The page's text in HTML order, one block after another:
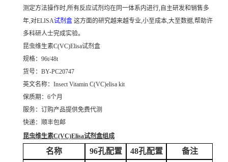
测定方法操作时,所有反应试剂均在同一体系内进行,自主研发和销售多
年,对ELISA试剂盒 这方面的研究越来越专业,小至成本,大至数据,帮助许
多科研人士完成实验。
昆虫维生素C(VC)Elisa试剂盒
规格：96t/48t
货号：BY-PC20747
英文名称： Insect Vitamin C(VC)elisa kit
保质期：6个月
服务：订购产品提供免费代测
快递：顺丰包邮
昆虫维生素C(VC)Elisa试剂盒组成
名称 96孔配置 48孔配置 备注